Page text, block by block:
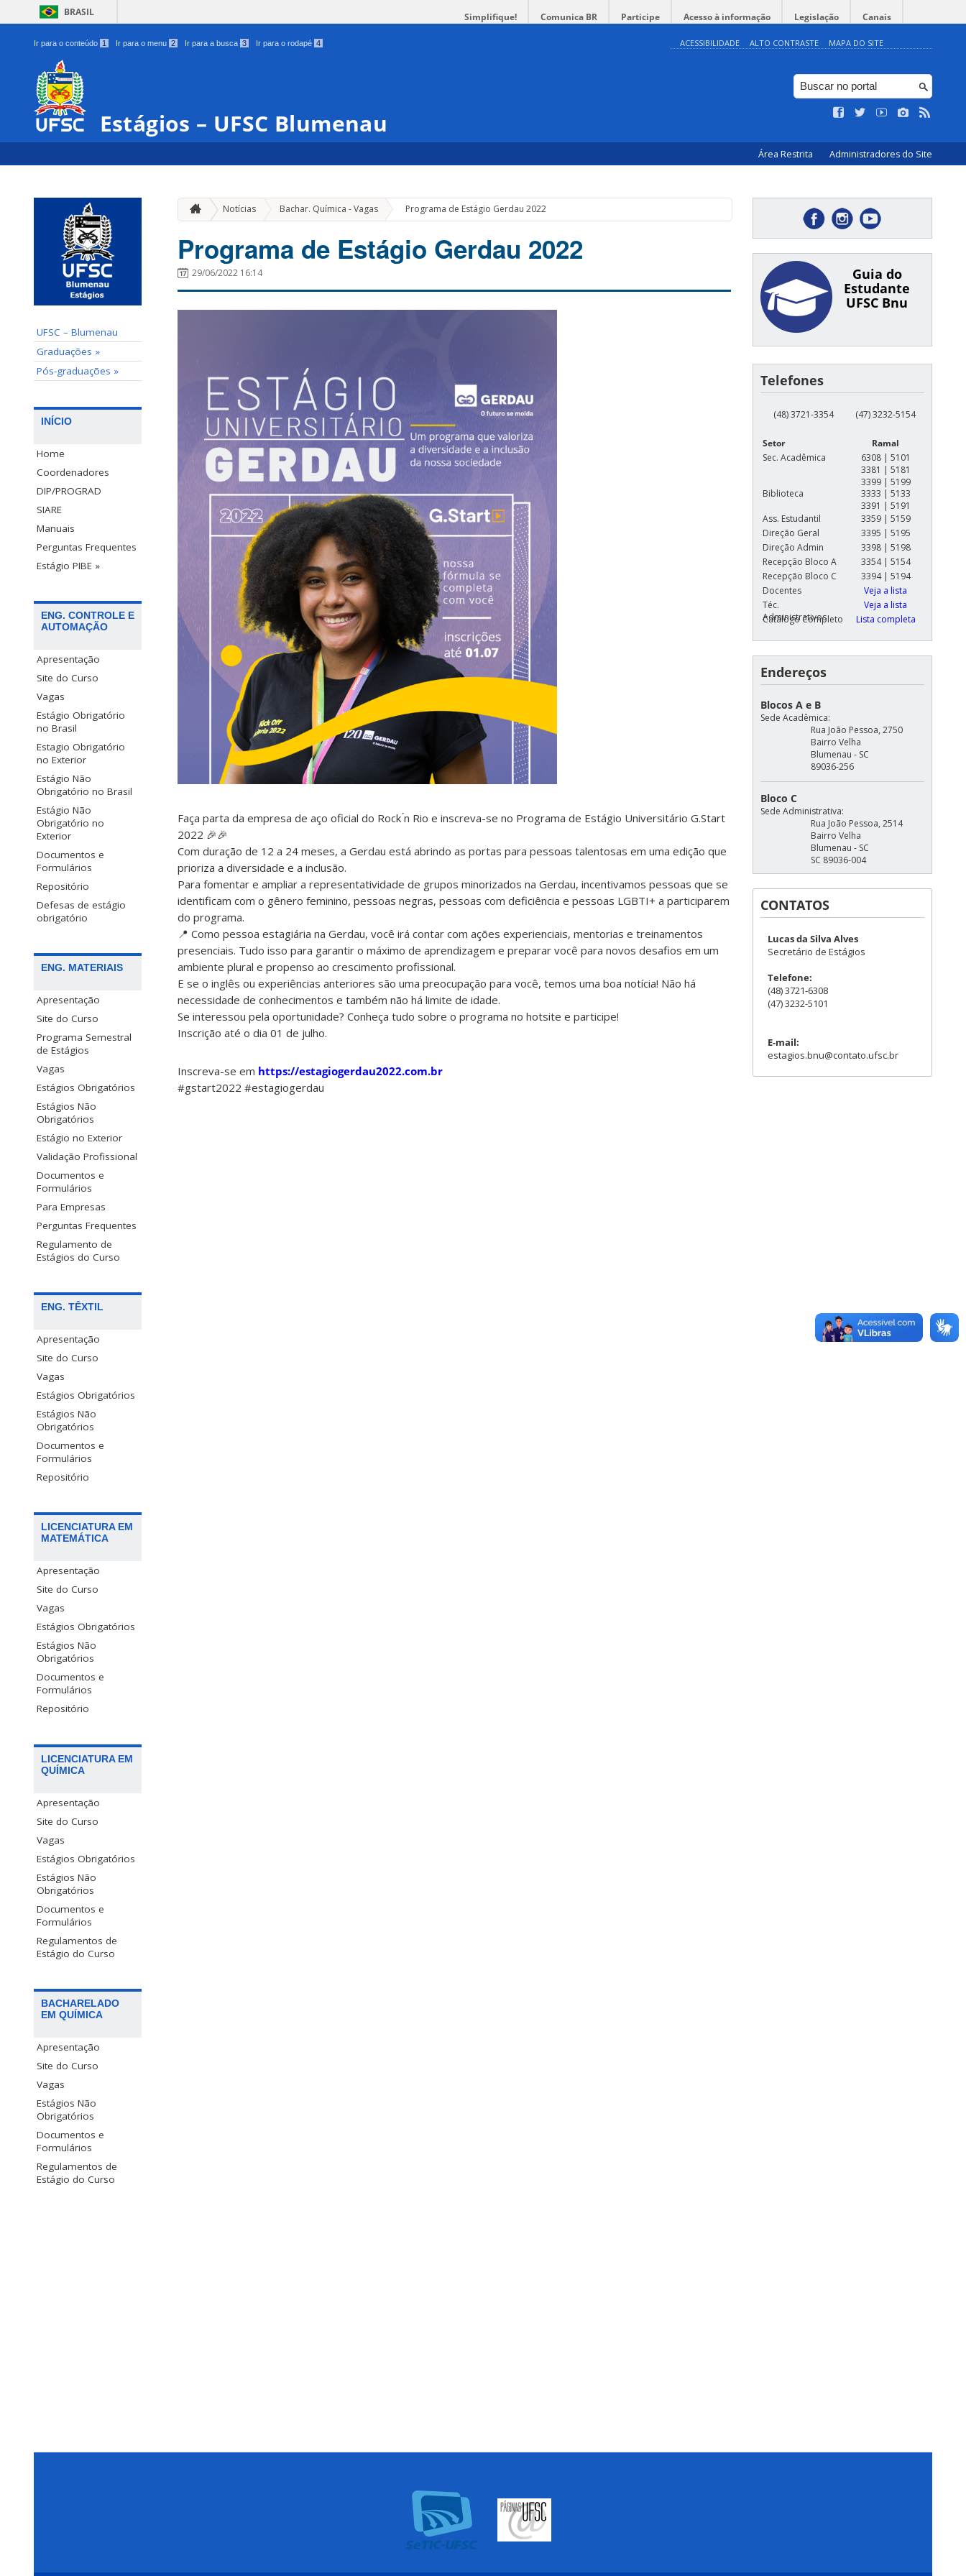
BRASIL Simplifique! Comunica BR Participe Acesso à informação Legislação Canais
Ir para o conteúdo 1 Ir para o menu 2 Ir para a busca 3 Ir para o rodapé 4 ACESSIBILIDADE ALTO CONTRASTE MAPA DO SITE
Estágios – UFSC Blumenau
Área Restrita Administradores do Site
UFSC – Blumenau
Graduações »
Pós-graduações »
INÍCIO
Home
Coordenadores
DIP/PROGRAD
SIARE
Manuais
Perguntas Frequentes
Estágio PIBE »
ENG. CONTROLE E
AUTOMAÇÃO
Apresentação
Site do Curso
Vagas
Estágio Obrigatório
no Brasil
Estagio Obrigatório
no Exterior
Estágio Não
Obrigatório no Brasil
Estágio Não
Obrigatório no
Exterior
Documentos e
Formulários
Repositório
Defesas de estágio
obrigatório
ENG. MATERIAIS
Apresentação
Site do Curso
Programa Semestral
de Estágios
Vagas
Estágios Obrigatórios
Estágios Não
Obrigatórios
Estágio no Exterior
Validação Profissional
Documentos e
Formulários
Para Empresas
Perguntas Frequentes
Regulamento de
Estágios do Curso
ENG. TÊXTIL
Apresentação
Site do Curso
Vagas
Estágios Obrigatórios
Estágios Não
Obrigatórios
Documentos e
Formulários
Repositório
LICENCIATURA EM
MATEMÁTICA
Apresentação
Site do Curso
Vagas
Estágios Obrigatórios
Estágios Não
Obrigatórios
Documentos e
Formulários
Repositório
LICENCIATURA EM
QUÍMICA
Apresentação
Site do Curso
Vagas
Estágios Obrigatórios
Estágios Não
Obrigatórios
Documentos e
Formulários
Regulamentos de
Estágio do Curso
BACHARELADO
EM QUÍMICA
Apresentação
Site do Curso
Vagas
Estágios Não
Obrigatórios
Documentos e
Formulários
Regulamentos de
Estágio do Curso
Notícias Bachar. Química - Vagas » Programa de Estágio Gerdau 2022
Programa de Estágio Gerdau 2022
29/06/2022 16:14
Faça parta da empresa de aço oficial do Rock ́n Rio e inscreva-se no Programa de Estágio Universitário G.Start
2022 🎉🎉
Com duração de 12 a 24 meses, a Gerdau está abrindo as portas para pessoas talentosas em uma edição que
prioriza a diversidade e a inclusão.
Para fomentar e ampliar a representatividade de grupos minorizados na Gerdau, incentivamos pessoas que se
identificam com o gênero feminino, pessoas negras, pessoas com deficiência e pessoas LGBTI+ a participarem
do programa.
📍 Como pessoa estagiária na Gerdau, você irá contar com ações experienciais, mentorias e treinamentos
presenciais. Tudo isso para garantir o máximo de aprendizagem e preparar você para novos desafios em um
ambiente plural e propenso ao crescimento profissional.
E se o inglês ou experiências anteriores são uma preocupação para você, temos uma boa notícia! Não há
necessidade de conhecimentos e também não há limite de idade.
Se interessou pela oportunidade? Conheça tudo sobre o programa no hotsite e participe!
Inscrição até o dia 01 de julho.
Inscreva-se em https://estagiogerdau2022.com.br
#gstart2022 #estagiogerdau
Guia do
Estudante
UFSC Bnu
Telefones
(48) 3721-3354 (47) 3232-5154
Setor
Ramal
Sec. Acadêmica
6308 | 5101
3381 | 5181
3399 | 5199
Biblioteca
3333 | 5133
3391 | 5191
Ass. Estudantil
3359 | 5159
Direção Geral
3395 | 5195
Direção Admin
3398 | 5198
Recepção Bloco A
3354 | 5154
Recepção Bloco C
3394 | 5194
Docentes
Veja a lista
Téc.
Administrativos
Veja a lista
Catálogo Completo
Lista completa
Endereços
Blocos A e B
Sede Acadêmica:
Rua João Pessoa, 2750
Bairro Velha
Blumenau - SC
89036-256
Bloco C
Sede Administrativa:
Rua João Pessoa, 2514
Bairro Velha
Blumenau - SC
SC 89036-004
CONTATOS
Lucas da Silva Alves
Secretário de Estágios
Telefone:
(48) 3721-6308
(47) 3232-5101
E-mail:
estagios.bnu@contato.ufsc.br